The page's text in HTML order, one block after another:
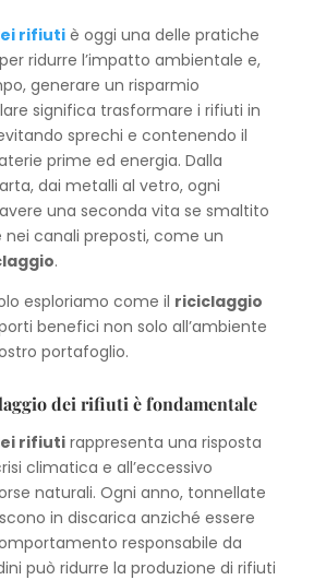
rifiutiè oggi una delle pratiche
ridurre l’impatto ambientale e,
generare un risparmio
significa trasformare i rifiuti in
sprechi e contenendo il
prime ed energia. Dalla
dai metalli al vetro, ogni
una seconda vita se smaltito
canali preposti, come un
.
esploriamo come il riciclaggio
benefici non solo all’ambiente
portafoglio.
dei rifiuti è fondamentale
rifiutirappresenta una risposta
climatica e all’eccessivo
naturali. Ogni anno, tonnellate
in discarica anziché essere
responsabile da
può ridurre la produzione di rifiuti